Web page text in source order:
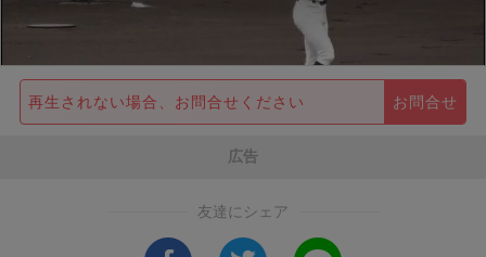
再生されない場合、お問合せください お問合せ
広告
友達にシェア